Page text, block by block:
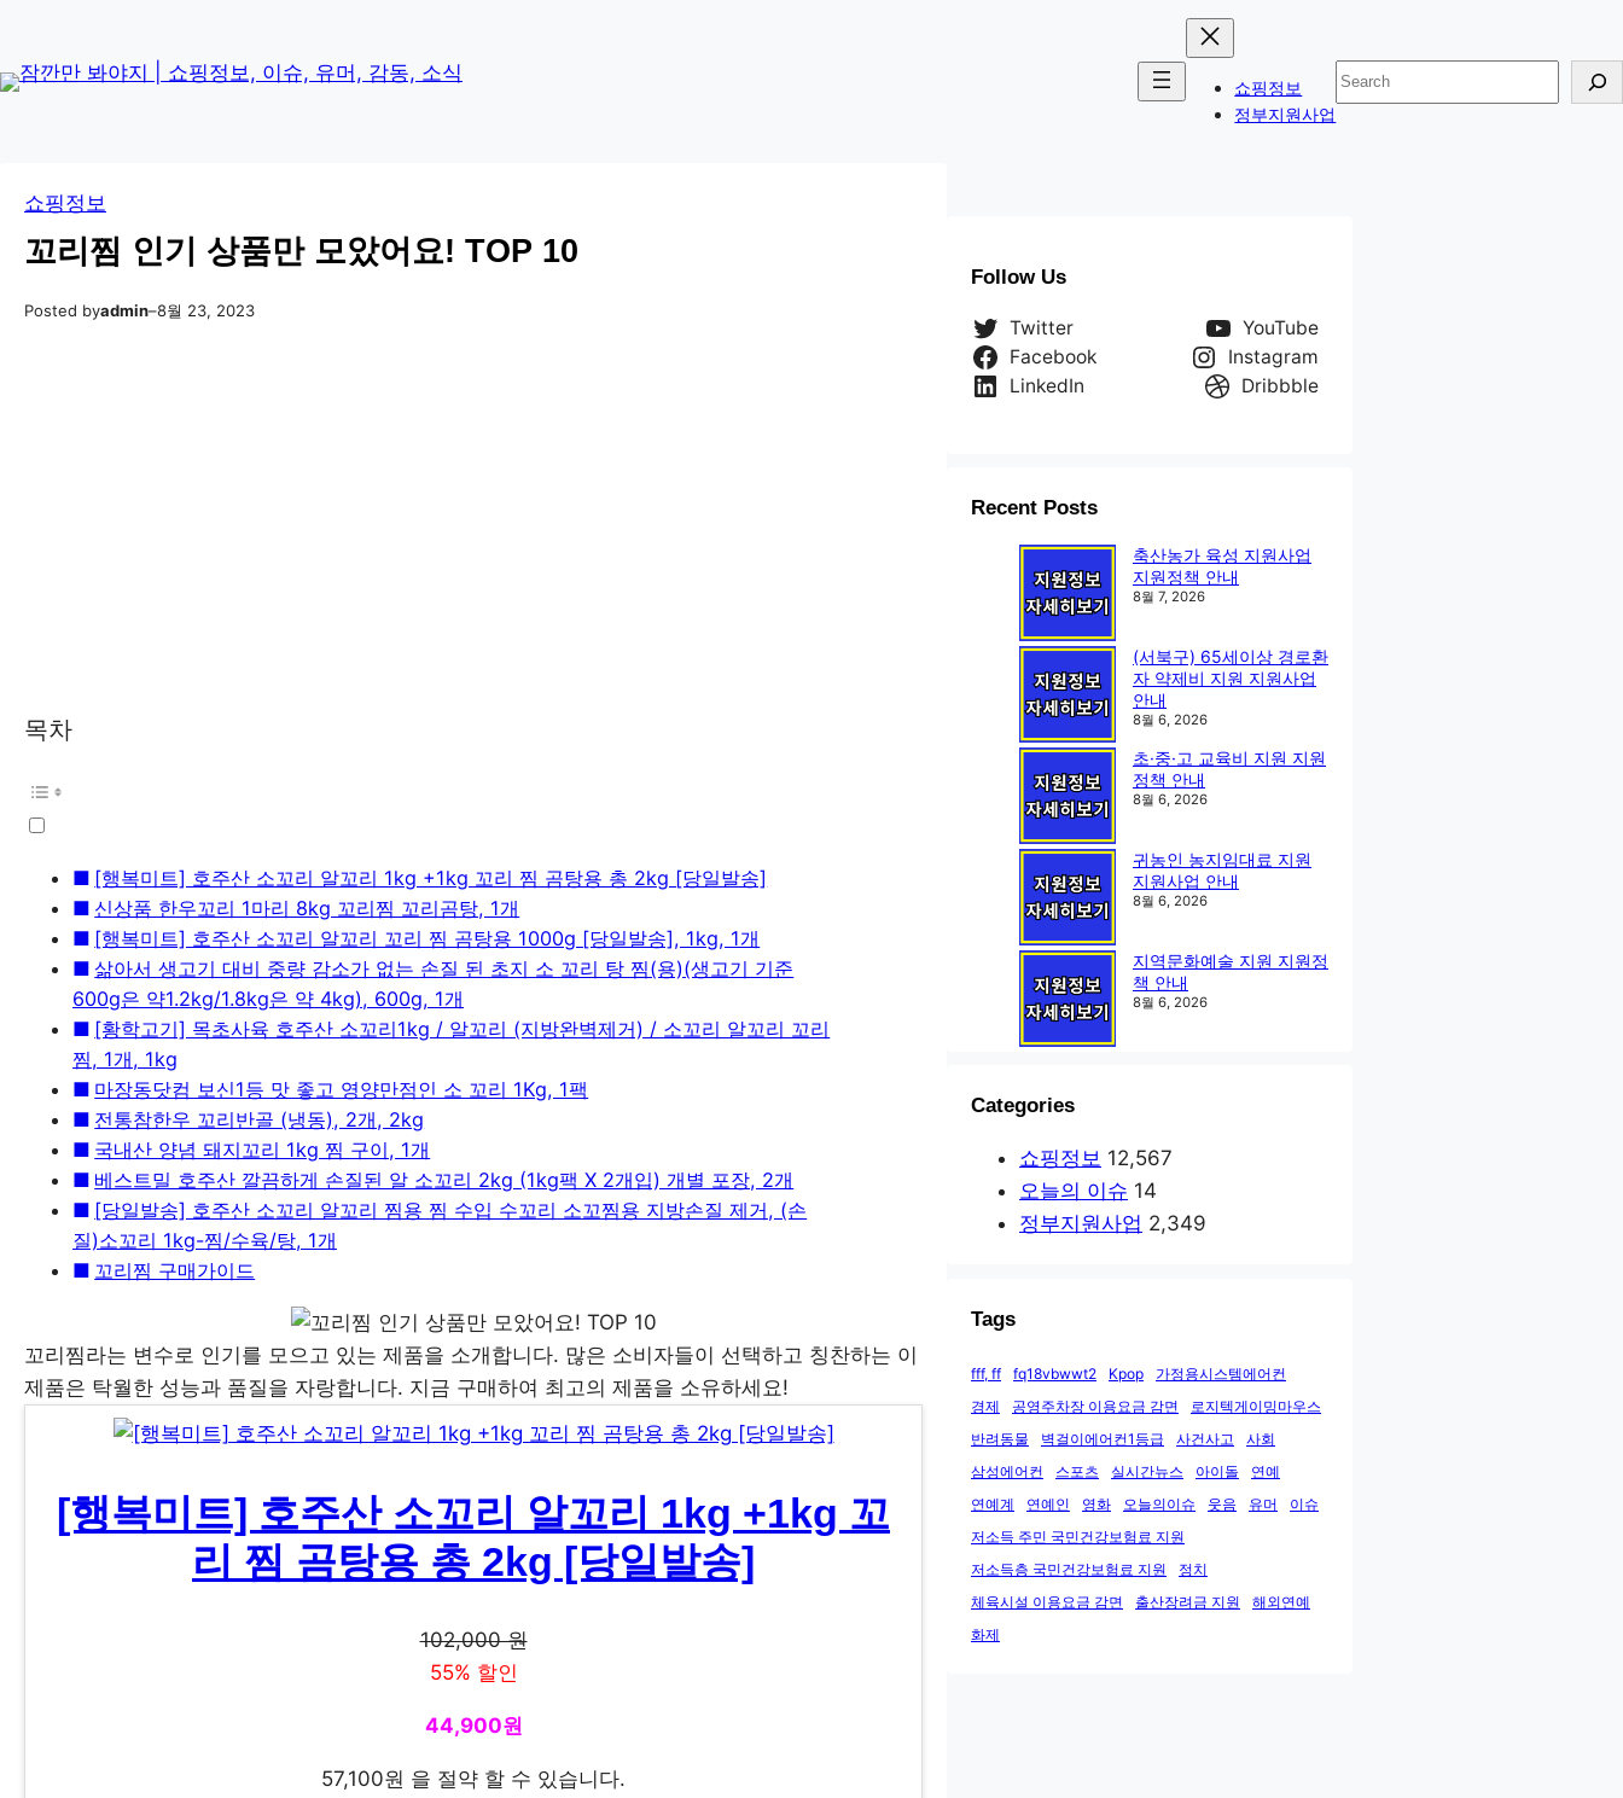
츠
content
쇼핑정보
정부지원사업
검
색
쇼핑정보
꼬리찜 인기 상품만 모았어요! TOP 10
Posted byadmin–8월 23, 2023
목차
[행복미트] 호주산 소꼬리 알꼬리 1kg +1kg 꼬리 찜 곰탕용 총 2kg [당일발송]
신상품 한우꼬리 1마리 8kg 꼬리찜 꼬리곰탕, 1개
[행복미트] 호주산 소꼬리 알꼬리 꼬리 찜 곰탕용 1000g [당일발송], 1kg, 1개
삶아서 생고기 대비 중량 감소가 없는 손질 된 초지 소 꼬리 탕 찜(용)(생고기 기준
600g은 약1.2kg/1.8kg은 약 4kg), 600g, 1개
[황학고기] 목초사육 호주산 소꼬리1kg / 알꼬리 (지방완벽제거) / 소꼬리 알꼬리 꼬리
찜, 1개, 1kg
마장동닷컴 보신1등 맛 좋고 영양만점인 소 꼬리 1Kg, 1팩
전통참한우 꼬리반골 (냉동), 2개, 2kg
국내산 양념 돼지꼬리 1kg 찜 구이, 1개
베스트밀 호주산 깔끔하게 손질된 알 소꼬리 2kg (1kg팩 X 2개입) 개별 포장, 2개
[당일발송] 호주산 소꼬리 알꼬리 찜용 찜 수입 수꼬리 소꼬찜용 지방손질 제거, (손
질)소꼬리 1kg-찜/수육/탕, 1개
꼬리찜 구매가이드
꼬리찜라는 변수로 인기를 모으고 있는 제품을 소개합니다. 많은 소비자들이 선택하고 칭찬하는 이
제품은 탁월한 성능과 품질을 자랑합니다. 지금 구매하여 최고의 제품을 소유하세요!
[행복미트] 호주산 소꼬리 알꼬리 1kg +1kg 꼬
리 찜 곰탕용 총 2kg [당일발송]
102,000 원
55% 할인
44,900원
57,100원 을 절약 할 수 있습니다.
Follow Us
Twitter
YouTube
Facebook
Instagram
LinkedIn
Dribbble
Recent Posts
축산농가 육성 지원사업
지원정책 안내
8월 7, 2026
(서북구) 65세이상 경로환
자 약제비 지원 지원사업
안내
8월 6, 2026
초·중·고 교육비 지원 지원
정책 안내
8월 6, 2026
귀농인 농지임대료 지원
지원사업 안내
8월 6, 2026
지역문화예술 지원 지원정
책 안내
8월 6, 2026
Categories
쇼핑정보 12,567
오늘의 이슈 14
정부지원사업 2,349
Tags
fff, ff fq18vbwwt2 Kpop
가정용시스템에어컨
경제
공영주차장 이용요금 감면
로지텍게이밍마우스
반려동물
벽걸이에어컨1등급 사건사고
사회
삼성에어컨
스포츠 실시간뉴스 아이돌
연예
연예계
연예인 영화 오늘의이슈 웃음 유머
이슈
저소득 주민 국민건강보험료 지원
저소득층 국민건강보험료 지원
정치
체육시설 이용요금 감면
출산장려금 지원
해외연예
화제